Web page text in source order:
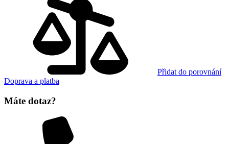
Přidat do porovnání
Doprava a platba
Máte dotaz?